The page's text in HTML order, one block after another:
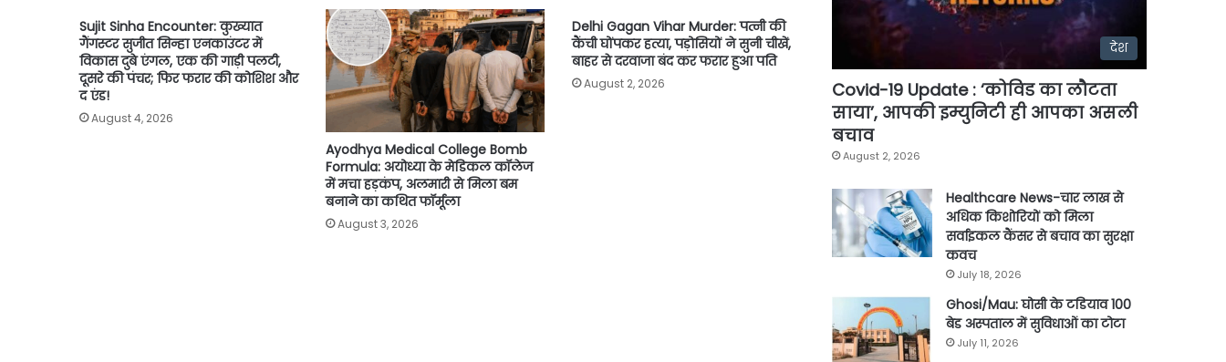
k
p
k
Sujit Sinha Encounter: कुख्यात
गैंगस्टर सुजीत सिन्हा एनकाउंटर में
विकास दुबे एंगल, एक की गाड़ी पलटी,
दूसरे की पंचर; फिर फरार की कोशिश और
द एंड!
August 4, 2026
Ayodhya Medical College Bomb
Formula: अयोध्या के मेडिकल कॉलेज
में मचा हड़कंप, अलमारी से मिला बम
बनाने का कथित फॉर्मूला
August 3, 2026
Delhi Gagan Vihar Murder: पत्नी की
कैंची घोंपकर हत्या, पड़ोसियों ने सुनी चीखें,
बाहर से दरवाजा बंद कर फरार हुआ पति
August 2, 2026
देश
Covid-19 Update : ‘कोविड का लौटता
साया’, आपकी इम्युनिटी ही आपका असली
बचाव
August 2, 2026
Healthcare News-चार लाख से
अधिक किशोरियों को मिला
सर्वाइकल कैंसर से बचाव का सुरक्षा
कवच
July 18, 2026
Ghosi/Mau: घोसी के टडियाव 100
बेड अस्पताल में सुविधाओं का टोटा
July 11, 2026